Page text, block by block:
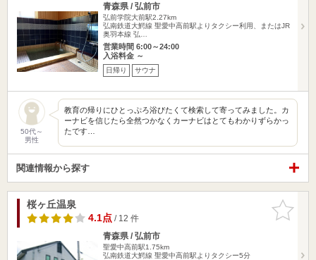
青森県 / 弘前市
弘前学院大前駅2.27km
弘南鉄道大鰐線 聖愛中高前駅よりタクシー利用、またはJR
奥羽本線 弘…
営業時間 6:00～24:00
入浴料金 ～
日帰り サウナ
50代～
男性
教育の帰りにひとっぷろ浴びたくて検索して寄ってみました。カ
ーナビを信じたら全然つかなくカーナビはとてもわかりずらかっ
たです…
関連情報から探す
お気に入
りに追加
桜ヶ丘温泉
4.1点/ 12 件
青森県 / 弘前市
聖愛中高前駅1.75km
弘南鉄道大鰐線 聖愛中高前駅よりタクシー5分